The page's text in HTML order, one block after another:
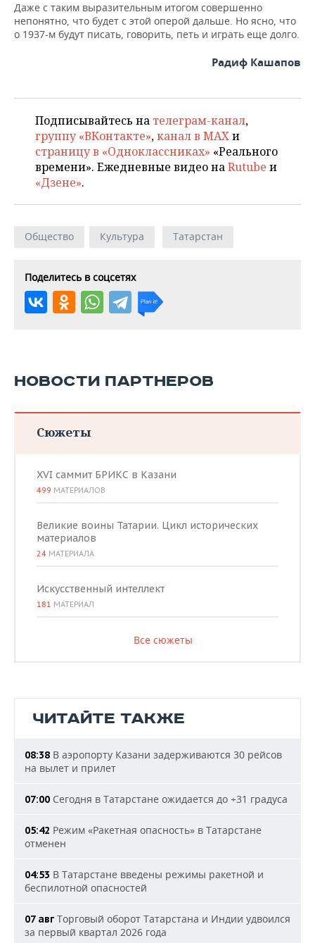
Даже с таким выразительным итогом совершенно
непонятно, что будет с этой оперой дальше. Но ясно, что
о 1937-м будут писать, говорить, петь и играть еще долго.
Радиф Кашапов
Подписывайтесь на телеграм-канал,
группу «ВКонтакте»,канал в MAXи
страницу в «Одноклассниках» «Реального
времени». Ежедневные видео наRutube и
«Дзене».
Общество Культура Татарстан
Поделитесь в соцсетях
НОВОСТИ ПАРТНЕРОВ
Сюжеты
XVI саммит БРИКС в Казани
499 МАТЕРИАЛОВ
Великие воины Татарии. Цикл исторических
материалов
24 МАТЕРИАЛА
Искусственный интеллект
181 МАТЕРИАЛ
Все сюжеты
ЧИТАЙТЕ ТАКЖЕ
08:38 В аэропорту Казани задерживаются 30 рейсов
на вылет и прилет
07:00 Сегодня в Татарстане ожидается до +31 градуса
05:42 Режим «Ракетная опасность» в Татарстане
отменен
04:53 В Татарстане введены режимы ракетной и
беспилотной опасностей
07 авг Торговый оборот Татарстана и Индии удвоился
за первый квартал 2026 года